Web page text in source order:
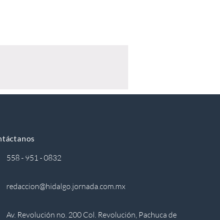
558 - 951 - 0832
redaccion@hidalgo.jornada.com.mx
Av. Revolución no. 200 Col. Revolución, Pachuca de